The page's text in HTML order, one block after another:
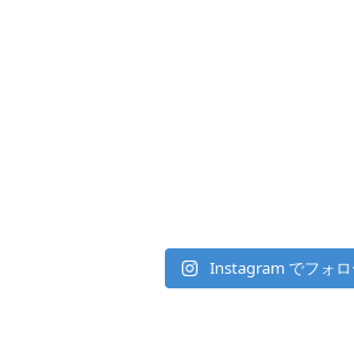
Instagram でフォロ